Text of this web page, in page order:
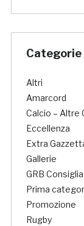
Categorie
Altri
Amarcord
Calcio – Altre
Eccellenza
Extra
Gallerie
GRB Consiglia
Prima
Promozione
Rugby